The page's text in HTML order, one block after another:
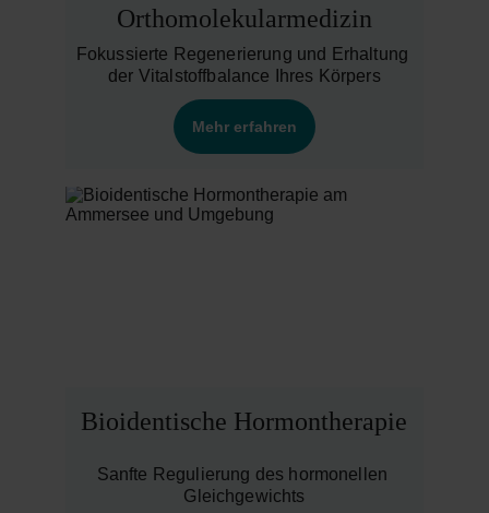
Orthomolekularmedizin
Bioidentische Hormontherapie
Sanfte Regulierung des hormonellen
Gleichgewichts
Fokussierte Regenerierung und Erhaltung
der Vitalstoffbalance Ihres Körpers
Mehr erfahren